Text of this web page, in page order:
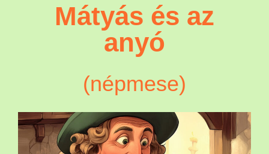
Mátyás és az
anyó
(népmese)